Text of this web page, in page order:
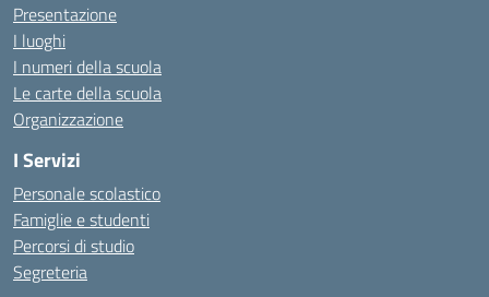
Presentazione
I luoghi
I numeri della scuola
Le carte della scuola
Organizzazione
I Servizi
Personale scolastico
Famiglie e studenti
Percorsi di studio
Segreteria